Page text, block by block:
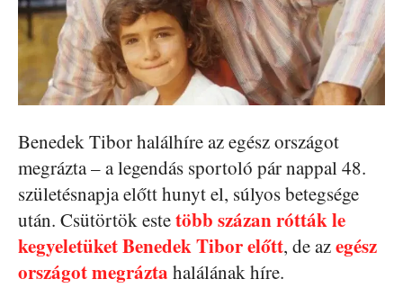
Benedek Tibor halálhíre az egész országot
megrázta – a legendás sportoló pár nappal 48.
születésnapja előtt hunyt el, súlyos betegsége
után. Csütörtök estetöbb százan rótták le
kegyeletüket Benedek Tibor előtt, de azegész
országot megrázta halálának híre.